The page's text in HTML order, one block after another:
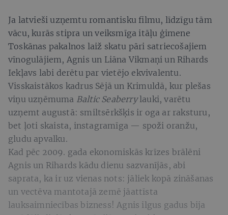
Ja latvieši uzņemtu romantisku filmu, līdzīgu tām
vācu, kurās stipra un veiksmīga itāļu ģimene
Toskānas pakalnos laiž skatu pāri satriecošajiem
vīnogulājiem, Agnis un Liāna Vikmaņi un Rihards
Iekļavs labi derētu par vietējo ekvivalentu.
Visskaistākos kadrus Sējā un Krimuldā, kur plešas
viņu uzņēmuma Baltic Seaberrylauki, varētu
uzņemt augustā: smiltsērkšķis ir oga ar raksturu,
bet ļoti skaista, instagramīga — spoži oranžu,
gludu apvalku.
Kad pēc 2009. gada ekonomiskās krīzes brālēni
Agnis un Rihards kādu dienu sazvanījās, abi
saprata, ka ir uz vienas nots: jāliek kopā zināšanas
un vectēva mantotajā zemē jāattīsta
lauksaimniecības bizness! Agnis ilgus gadus bija